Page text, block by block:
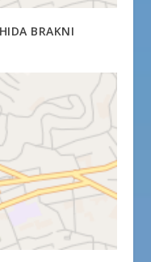
BRAKNI